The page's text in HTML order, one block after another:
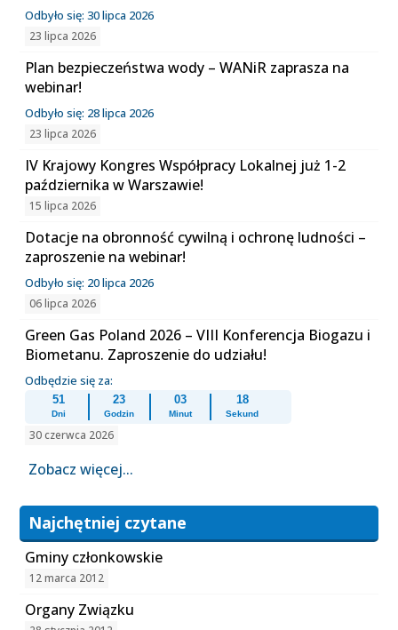
Odbyło się: 30 lipca 2026
23 lipca 2026
Plan bezpieczeństwa wody – WANiR zaprasza na
webinar!
Odbyło się: 28 lipca 2026
23 lipca 2026
IV Krajowy Kongres Współpracy Lokalnej już 1-2
października w Warszawie!
15 lipca 2026
Dotacje na obronność cywilną i ochronę ludności –
zaproszenie na webinar!
Odbyło się: 20 lipca 2026
06 lipca 2026
Green Gas Poland 2026 – VIII Konferencja Biogazu i
Biometanu. Zaproszenie do udziału!
Odbędzie się za:
51
Dni
23
Godzin
03
Minut
18
Sekund
30 czerwca 2026
Zobacz więcej...
Najchętniej czytane
Gminy członkowskie
12 marca 2012
Organy Związku